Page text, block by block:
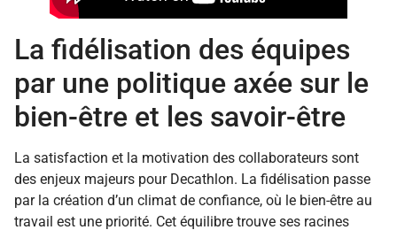
La fidélisation des équipes
par une politique axée sur le
bien-être et les savoir-être
La satisfaction et la motivation des collaborateurs sont
des enjeux majeurs pour Decathlon. La fidélisation passe
par la création d’un climat de confiance, où le bien-être au
travail est une priorité. Cet équilibre trouve ses racines